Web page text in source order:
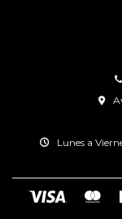
Lunes a